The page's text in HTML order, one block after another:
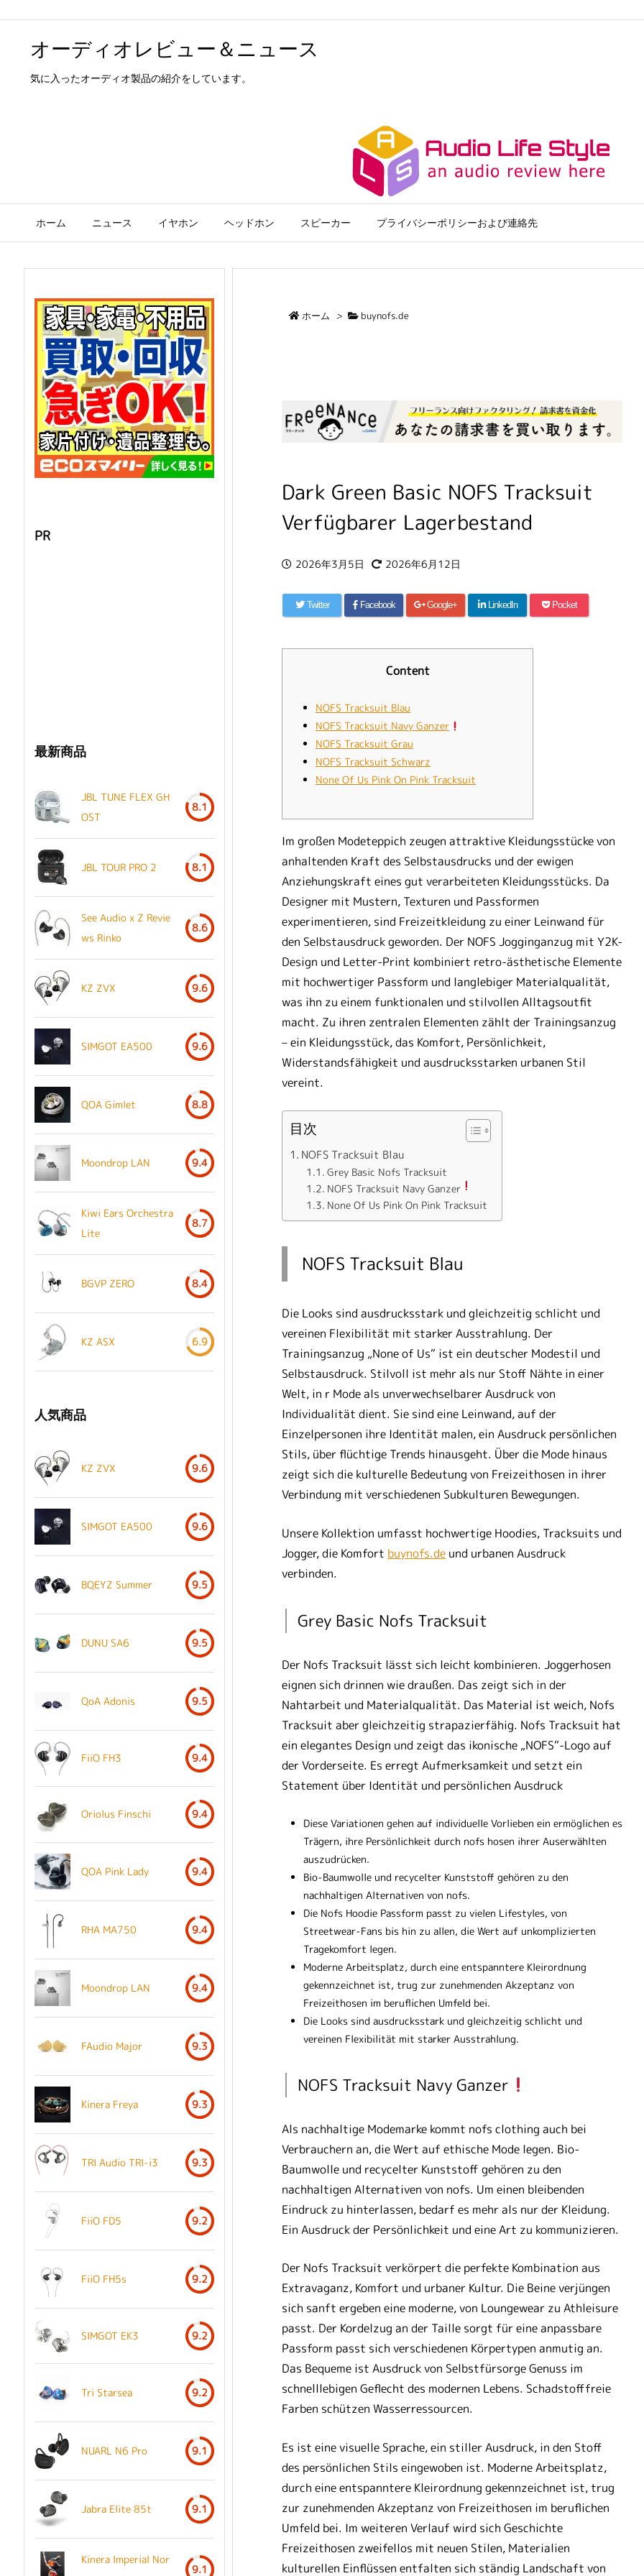
オーディオレビュー＆ニュース
気に入ったオーディオ製品の紹介をしています。
ホーム ニュース イヤホン ヘッドホン スピーカー プライバシーポリシーおよび連絡先
ホーム > buynofs.de
Dark Green Basic NOFS Tracksuit
Verfügbarer Lagerbestand
2026年3月5日 2026年6月12日
Twitter Facebook Google+ LinkedIn Pocket
Content
NOFS Tracksuit Blau
NOFS Tracksuit Navy Ganzer
NOFS Tracksuit Grau
NOFS Tracksuit Schwarz
None Of Us Pink On Pink Tracksuit
Im großen Modeteppich zeugen attraktive Kleidungsstücke von
anhaltenden Kraft des Selbstausdrucks und der ewigen
Anziehungskraft eines gut verarbeiteten Kleidungsstücks. Da
Designer mit Mustern, Texturen und Passformen
experimentieren, sind Freizeitkleidung zu einer Leinwand für
den Selbstausdruck geworden. Der NOFS Jogginganzug mit Y2K-
Design und Letter-Print kombiniert retro-ästhetische Elemente
mit hochwertiger Passform und langlebiger Materialqualität,
was ihn zu einem funktionalen und stilvollen Alltagsoutfit
macht. Zu ihren zentralen Elementen zählt der Trainingsanzug
– ein Kleidungsstück, das Komfort, Persönlichkeit,
Widerstandsfähigkeit und ausdrucksstarken urbanen Stil
vereint.
目次
NOFS Tracksuit Blau
Grey Basic Nofs Tracksuit
NOFS Tracksuit Navy Ganzer
None Of Us Pink On Pink Tracksuit
NOFS Tracksuit Blau
Die Looks sind ausdrucksstark und gleichzeitig schlicht und
vereinen Flexibilität mit starker Ausstrahlung. Der
Trainingsanzug „None of Us“ ist ein deutscher Modestil und
Selbstausdruck. Stilvoll ist mehr als nur Stoff Nähte in einer
Welt, in r Mode als unverwechselbarer Ausdruck von
Individualität dient. Sie sind eine Leinwand, auf der
Einzelpersonen ihre Identität malen, ein Ausdruck persönlichen
Stils, über flüchtige Trends hinausgeht. Über die Mode hinaus
zeigt sich die kulturelle Bedeutung von Freizeithosen in ihrer
Verbindung mit verschiedenen Subkulturen Bewegungen.
Unsere Kollektion umfasst hochwertige Hoodies, Tracksuits und
Jogger, die Komfort buynofs.de und urbanen Ausdruck
verbinden.
Grey Basic Nofs Tracksuit
Der Nofs Tracksuit lässt sich leicht kombinieren. Joggerhosen
eignen sich drinnen wie draußen. Das zeigt sich in der
Nahtarbeit und Materialqualität. Das Material ist weich, Nofs
Tracksuit aber gleichzeitig strapazierfähig. Nofs Tracksuit hat
ein elegantes Design und zeigt das ikonische „NOFS“-Logo auf
der Vorderseite. Es erregt Aufmerksamkeit und setzt ein
Statement über Identität und persönlichen Ausdruck
Diese Variationen gehen auf individuelle Vorlieben ein ermöglichen es
Trägern, ihre Persönlichkeit durch nofs hosen ihrer Auserwählten
auszudrücken.
Bio-Baumwolle und recycelter Kunststoff gehören zu den
nachhaltigen Alternativen von nofs.
Die Nofs Hoodie Passform passt zu vielen Lifestyles, von
Streetwear-Fans bis hin zu allen, die Wert auf unkomplizierten
Tragekomfort legen.
Moderne Arbeitsplatz, durch eine entspanntere Kleirordnung
gekennzeichnet ist, trug zur zunehmenden Akzeptanz von
Freizeithosen im beruflichen Umfeld bei.
Die Looks sind ausdrucksstark und gleichzeitig schlicht und
vereinen Flexibilität mit starker Ausstrahlung.
NOFS Tracksuit Navy Ganzer
Als nachhaltige Modemarke kommt nofs clothing auch bei
Verbrauchern an, die Wert auf ethische Mode legen. Bio-
Baumwolle und recycelter Kunststoff gehören zu den
nachhaltigen Alternativen von nofs. Um einen bleibenden
Eindruck zu hinterlassen, bedarf es mehr als nur der Kleidung.
Ein Ausdruck der Persönlichkeit und eine Art zu kommunizieren.
Der Nofs Tracksuit verkörpert die perfekte Kombination aus
Extravaganz, Komfort und urbaner Kultur. Die Beine verjüngen
sich sanft ergeben eine moderne, von Loungewear zu Athleisure
passt. Der Kordelzug an der Taille sorgt für eine anpassbare
Passform passt sich verschiedenen Körpertypen anmutig an.
Das Bequeme ist Ausdruck von Selbstfürsorge Genuss im
schnelllebigen Geflecht des modernen Lebens. Schadstofffreie
Farben schützen Wasserressourcen.
Es ist eine visuelle Sprache, ein stiller Ausdruck, in den Stoff
des persönlichen Stils eingewoben ist. Moderne Arbeitsplatz,
durch eine entspanntere Kleirordnung gekennzeichnet ist, trug
zur zunehmenden Akzeptanz von Freizeithosen im beruflichen
Umfeld bei. Im weiteren Verlauf wird sich Geschichte
Freizeithosen zweifellos mit neuen Stilen, Materialien
kulturellen Einflüssen entfalten sich ständig Landschaft von
PR
最新商品
JBL TUNE FLEX GH
OST
8.1
JBL TOUR PRO 2 8.1
See Audio x Z Revie
ws Rinko
8.6
KZ ZVX 9.6
SIMGOT EA500 9.6
QOA Gimlet 8.8
Moondrop LAN 9.4
Kiwi Ears Orchestra
Lite
8.7
BGVP ZERO 8.4
KZ ASX 6.9
人気商品
KZ ZVX 9.6
SIMGOT EA500 9.6
BQEYZ Summer 9.5
DUNU SA6 9.5
QoA Adonis 9.5
FiiO FH3 9.4
Oriolus Finschi 9.4
QOA Pink Lady 9.4
RHA MA750 9.4
Moondrop LAN 9.4
FAudio Major 9.3
Kinera Freya 9.3
TRI Audio TRI-i3 9.3
FiiO FD5 9.2
FiiO FH5s 9.2
SIMGOT EK3 9.2
Tri Starsea 9.2
NUARL N6 Pro 9.1
Jabra Elite 85t 9.1
Kinera Imperial Nor
9.1